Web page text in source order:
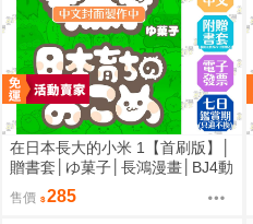
在日本長大的小米 1【首刷版】│
贈書套│ゆ菓子│長鴻漫畫│BJ4動
售價 285